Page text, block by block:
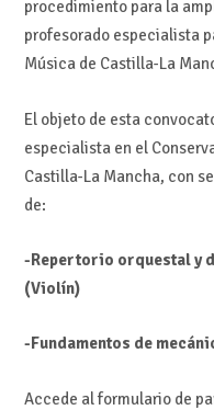
procedimiento para la
profesorado especialista
Música de Castilla-La
El objeto de esta
especialista en el
Castilla-La Mancha, con
de:
-Repertorio orquestal y
(Violín)
-Fundamentos de
Accede al formulario de